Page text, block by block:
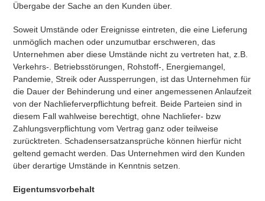
Übergabe der Sache an den Kunden über.
Soweit Umstände oder Ereignisse eintreten, die eine Lieferung
unmöglich machen oder unzumutbar erschweren, das
Unternehmen aber diese Umstände nicht zu vertreten hat, z.B.
Verkehrs-. Betriebsstörungen, Rohstoff-, Energiemangel,
Pandemie, Streik oder Aussperrungen, ist das Unternehmen für
die Dauer der Behinderung und einer angemessenen Anlaufzeit
von der Nachlieferverpflichtung befreit. Beide Parteien sind in
diesem Fall wahlweise berechtigt, ohne Nachliefer- bzw
Zahlungsverpflichtung vom Vertrag ganz oder teilweise
zurücktreten. Schadensersatzansprüche können hierfür nicht
geltend gemacht werden. Das Unternehmen wird den Kunden
über derartige Umstände in Kenntnis setzen.
Eigentumsvorbehalt